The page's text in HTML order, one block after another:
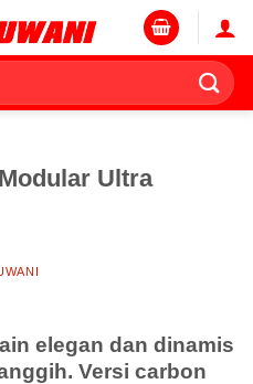
Ultra
elegan dan dinamis
Versi carbon